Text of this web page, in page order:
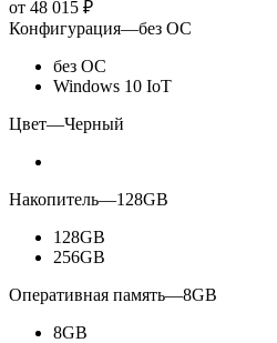
от 48 015 ₽
Конфигурация—без ОС
без ОС
Windows 10 IoT
Цвет—Черный
Накопитель—128GB
128GB
256GB
Оперативная память—8GB
8GB